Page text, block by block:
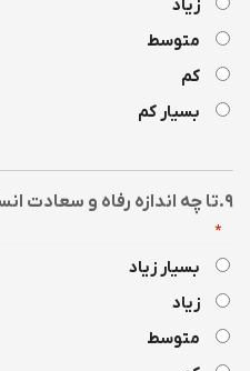
زیاد
متوسط
کم
بسیار کم
۹.تا چه اندازه رفاه و سعادت انسانهای دیگر برایتان مهم است؟
*
بسیار زیاد
زیاد
متوسط